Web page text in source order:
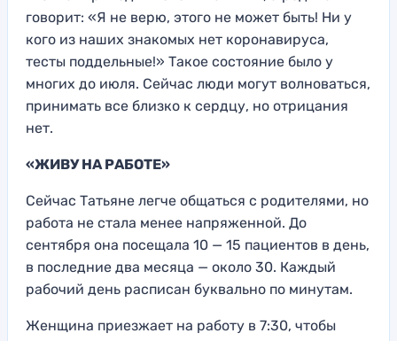
говорит: «Я не верю, этого не может быть! Ни у
кого из наших знакомых нет коронавируса,
тесты поддельные!» Такое состояние было у
многих до июля. Сейчас люди могут волноваться,
принимать все близко к сердцу, но отрицания
нет.
«ЖИВУ НА РАБОТЕ»
Сейчас Татьяне легче общаться с родителями, но
работа не стала менее напряженной. До
сентября она посещала 10 — 15 пациентов в день,
в последние два месяца — около 30. Каждый
рабочий день расписан буквально по минутам.
Женщина приезжает на работу в 7:30, чтобы